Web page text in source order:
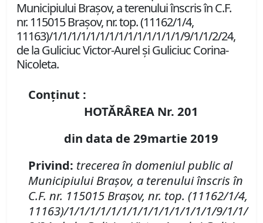
Municipiului Braşov, a terenului înscris în C.F.
nr. 115015 Braşov, nr. top. (11162/1/4,
11163)/1/1/1/1/1/1/1/1/1/1/1/1/1/1/9/1/1/2/24,
de la Guliciuc Victor-Aurel şi Guliciuc Corina-
Nicoleta.
Conținut :
HOTĂRÂREA Nr. 201
din data de 29martie 2019
Privind: trecerea în domeniul public al
Municipiului Braşov, a terenului înscris în
C.F. nr. 115015 Braşov, nr. top. (11162/1/4,
11163)/1/1/1/1/1/1/1/1/1/1/1/1/1/1/9/1/1/